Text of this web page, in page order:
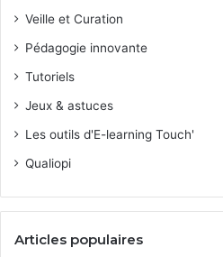
Veille et Curation
Pédagogie innovante
Tutoriels
Jeux & astuces
Les outils d'E-learning Touch'
Qualiopi
Articles populaires